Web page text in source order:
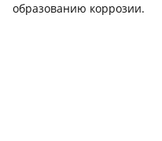
образованию коррозии.